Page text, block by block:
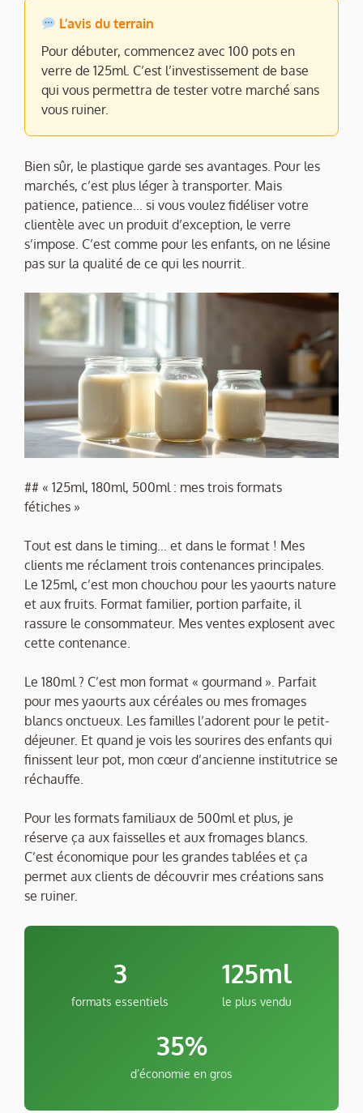
L’avis du terrain
Pour débuter, commencez avec 100 pots en
verre de 125ml. C’est l’investissement de base
qui vous permettra de tester votre marché sans
vous ruiner.
Bien sûr, le plastique garde ses avantages. Pour les
marchés, c’est plus léger à transporter. Mais
patience, patience… si vous voulez fidéliser votre
clientèle avec un produit d’exception, le verre
s’impose. C’est comme pour les enfants, on ne lésine
pas sur la qualité de ce qui les nourrit.
## « 125ml, 180ml, 500ml : mes trois formats
fétiches »
Tout est dans le timing… et dans le format ! Mes
clients me réclament trois contenances principales.
Le 125ml, c’est mon chouchou pour les yaourts nature
et aux fruits. Format familier, portion parfaite, il
rassure le consommateur. Mes ventes explosent avec
cette contenance.
Le 180ml ? C’est mon format « gourmand ». Parfait
pour mes yaourts aux céréales ou mes fromages
blancs onctueux. Les familles l’adorent pour le petit-
déjeuner. Et quand je vois les sourires des enfants qui
finissent leur pot, mon cœur d’ancienne institutrice se
réchauffe.
Pour les formats familiaux de 500ml et plus, je
réserve ça aux faisselles et aux fromages blancs.
C’est économique pour les grandes tablées et ça
permet aux clients de découvrir mes créations sans
se ruiner.
3
formats essentiels
125ml
le plus vendu
35%
d’économie en gros